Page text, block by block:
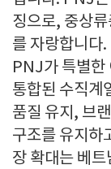
징으로, 중상
를 자랑합니다.
PNJ가 특별한
통합된 수직계
품질 유지 , 브
구조를 유지하
장 확대는 베